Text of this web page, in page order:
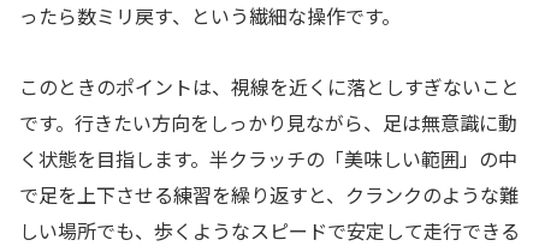
ったら数ミリ戻す、という繊細な操作です。
このときのポイントは、視線を近くに落としすぎないこと
です。行きたい方向をしっかり見ながら、足は無意識に動
く状態を目指します。半クラッチの「美味しい範囲」の中
で足を上下させる練習を繰り返すと、クランクのような難
しい場所でも、歩くようなスピードで安定して走行できる